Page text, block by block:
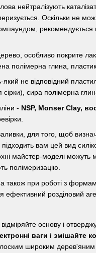
нейтралізують
Оскільки не
рекомендується
особливо покрите
полімерна глина,
який не відповідний
сира полімерна
- NSP, Monser Clay,
для того, щоб
вам цей вид
майстер-моделі можуть
полімеризацію.
також при роботі з
ефективний розділовий
основу і
ваги і змішайте
широким дерев'яним